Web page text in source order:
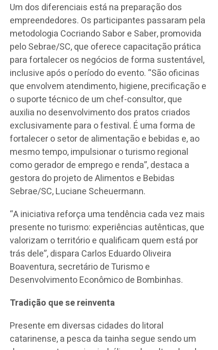
Um dos diferenciais está na preparação dos
empreendedores. Os participantes passaram pela
metodologia Cocriando Sabor e Saber, promovida
pelo Sebrae/SC, que oferece capacitação prática
para fortalecer os negócios de forma sustentável,
inclusive após o período do evento. “São oficinas
que envolvem atendimento, higiene, precificação e
o suporte técnico de um chef-consultor, que
auxilia no desenvolvimento dos pratos criados
exclusivamente para o festival. É uma forma de
fortalecer o setor de alimentação e bebidas e, ao
mesmo tempo, impulsionar o turismo regional
como gerador de emprego e renda”, destaca a
gestora do projeto de Alimentos e Bebidas
Sebrae/SC, Luciane Scheuermann.
“A iniciativa reforça uma tendência cada vez mais
presente no turismo: experiências autênticas, que
valorizam o território e qualificam quem está por
trás dele”, dispara Carlos Eduardo Oliveira
Boaventura, secretário de Turismo e
Desenvolvimento Econômico de Bombinhas.
Tradição que se reinventa
Presente em diversas cidades do litoral
catarinense, a pesca da tainha segue sendo um